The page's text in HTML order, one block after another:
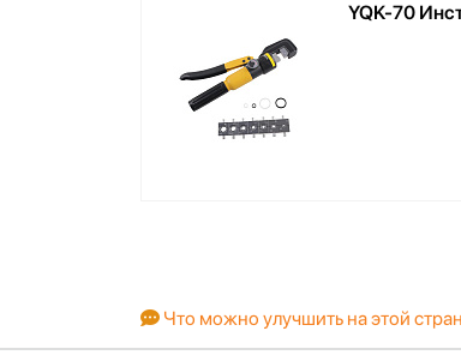
YQK-70
Что можно улучшить на этой